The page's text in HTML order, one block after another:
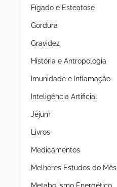
Fígado e Esteatose
Gordura
Gravidez
História e Antropologia
Imunidade e Inflamação
Inteligência Artificial
Jejum
Livros
Medicamentos
Melhores Estudos do Mês